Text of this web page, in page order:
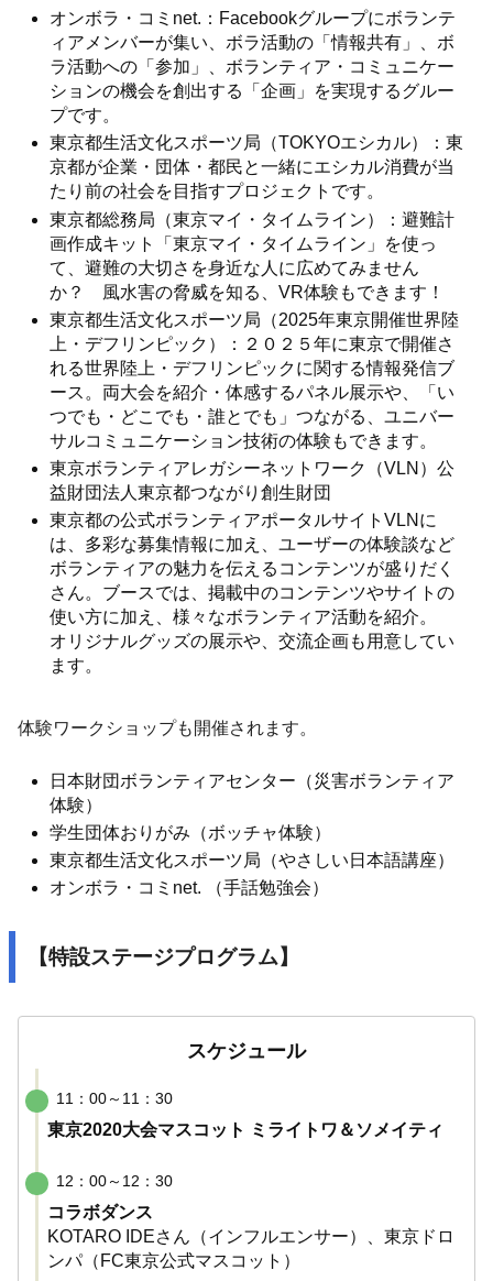
オンボラ・コミnet.：Facebookグループにボランテ
ィアメンバーが集い、ボラ活動の「情報共有」、ボ
ラ活動への「参加」、ボランティア・コミュニケー
ションの機会を創出する「企画」を実現するグルー
プです。
東京都生活文化スポーツ局（TOKYOエシカル）：東
京都が企業・団体・都民と一緒にエシカル消費が当
たり前の社会を目指すプロジェクトです。
東京都総務局（東京マイ・タイムライン）：避難計
画作成キット「東京マイ・タイムライン」を使っ
て、避難の大切さを身近な人に広めてみません
か？ 風水害の脅威を知る、VR体験もできます！
東京都生活文化スポーツ局（2025年東京開催世界陸
上・デフリンピック）：２０２５年に東京で開催さ
れる世界陸上・デフリンピックに関する情報発信ブ
ース。両大会を紹介・体感するパネル展示や、「い
つでも・どこでも・誰とでも」つながる、ユニバー
サルコミュニケーション技術の体験もできます。
東京ボランティアレガシーネットワーク（VLN）公
益財団法人東京都つながり創生財団
東京都の公式ボランティアポータルサイトVLNに
は、多彩な募集情報に加え、ユーザーの体験談など
ボランティアの魅力を伝えるコンテンツが盛りだく
さん。ブースでは、掲載中のコンテンツやサイトの
使い方に加え、様々なボランティア活動を紹介。
オリジナルグッズの展示や、交流企画も用意してい
ます。
体験ワークショップも開催されます。
日本財団ボランティアセンター（災害ボランティア
体験）
学生団体おりがみ（ボッチャ体験）
東京都生活文化スポーツ局（やさしい日本語講座）
オンボラ・コミnet. （手話勉強会）
【特設ステージプログラム】
スケジュール
11：00～11：30
東京2020大会マスコット ミライトワ＆ソメイティ
12：00～12：30
コラボダンス
KOTARO IDEさん（インフルエンサー）、東京ドロ
ンパ（FC東京公式マスコット）